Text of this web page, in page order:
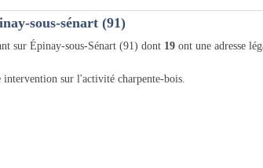
sous-sénart (91)
sur Épinay-sous-Sénart (91) dont 19 ont une adresse
sur l'activité charpente-bois.